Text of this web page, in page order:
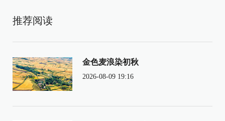
推荐阅读
金色麦浪染初秋
2026-08-09 19:16